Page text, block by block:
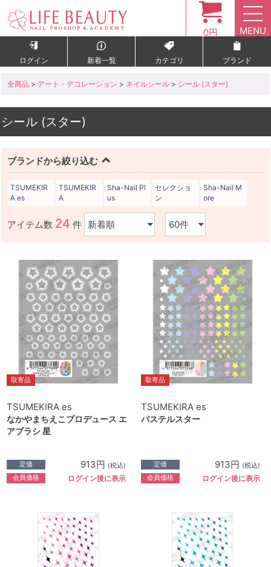
0円 MENU
ログイン 新着一覧 カテゴリ ブランド
全商品 > アート・デコレーション > ネイルシール > シール (スター)
シール (スター)
ブランドから絞り込む
TSUMEKIR
A es
TSUMEKIR
A
Sha-Nail Pl
us
セレクショ
ン
Sha-Nail M
ore
アイテム数 24 件
取寄品
TSUMEKIRA es
なかやまちえこプロデュース エ
アブラシ 星
定価 913円 (税込)
会員価格 ログイン後に表示
取寄品
TSUMEKIRA es
パステルスター
定価 913円 (税込)
会員価格 ログイン後に表示